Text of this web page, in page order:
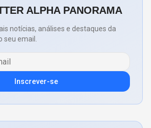
ALPHA PANORAMA
notícias, análises e destaques da
seu email.
Inscrever-se